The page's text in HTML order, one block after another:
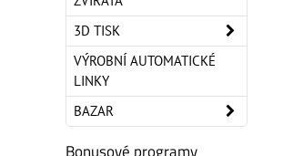
3D TISK
VÝROBNÍ AUTOMATICKÉ
LINKY
BAZAR
Bonusové programy